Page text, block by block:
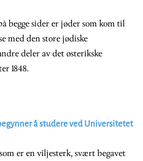
begge sider er jøder som kom til
med den store jødiske
deler av det østerikske
1848.
å studere ved Universitetet
er en viljesterk, svært begavet